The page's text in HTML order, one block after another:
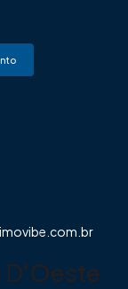
D'Oeste